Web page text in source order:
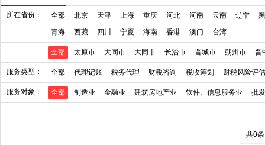
所在省份： 全部 北京 天津 上海 重庆 河北 河南 云南 辽宁
青海
西藏 四川 宁夏 海南 香港 澳门 台湾
全部 太原市 大同市 大同市 长治市 晋城市 朔州市 晋
服务类型： 全部 代理记账 税务代理 财税咨询 税收筹划 财税风险评估
服务对象： 全部 制造业 金融业 建筑房地产业 软件、信息服务业 批
共0条